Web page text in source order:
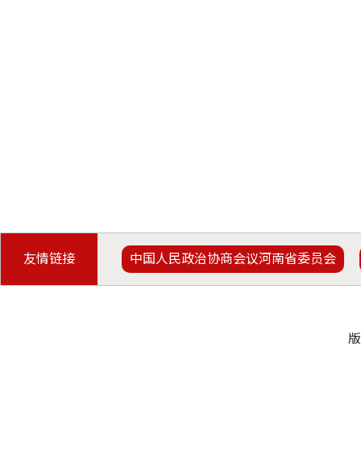
友情链接 中国人民政治协商会议河南省委员会